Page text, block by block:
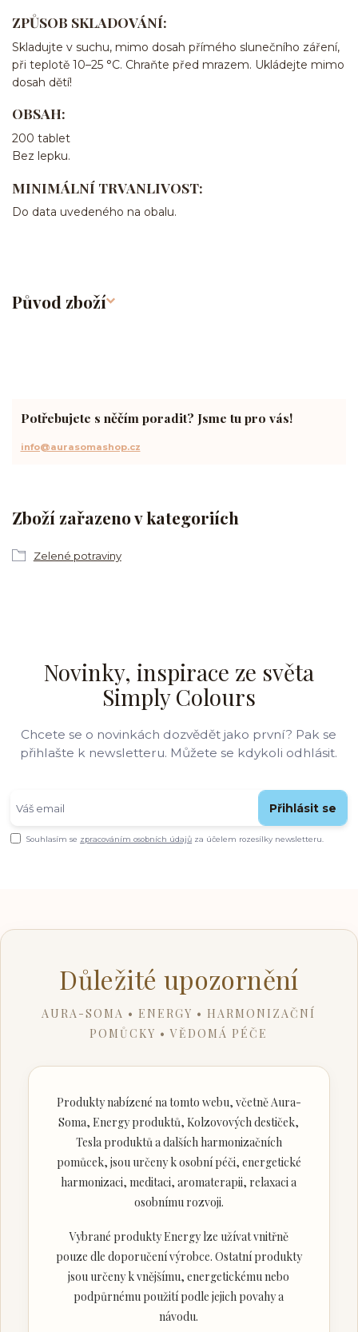
ZPŮSOB SKLADOVÁNÍ:
Skladujte v suchu, mimo dosah přímého slunečního záření,
při teplotě 10–25 °C. Chraňte před mrazem. Ukládejte mimo
dosah dětí!
OBSAH:
200 tablet
Bez lepku.
MINIMÁLNÍ TRVANLIVOST:
Do data uvedeného na obalu.
Původ zboží
Zboží zařazeno v kategoriích
Zelené potraviny
Potřebujete s něčím poradit? Jsme tu pro vás!
info@aurasomashop.cz
Novinky, inspirace ze světa
Simply Colours
Chcete se o novinkách dozvědět jako první? Pak se
přihlašte k newsletteru. Můžete se kdykoli odhlásit.
Přihlásit se
Souhlasím se zpracováním osobních údajů za účelem rozesílky newsletteru.
Důležité upozornění
AURA-SOMA • ENERGY • HARMONIZAČNÍ
POMŮCKY • VĚDOMÁ PÉČE
Produkty nabízené na tomto webu, včetně Aura-
Soma, Energy produktů, Kolzovových destiček,
Tesla produktů a dalších harmonizačních
pomůcek, jsou určeny k osobní péči, energetické
harmonizaci, meditaci, aromaterapii, relaxaci a
osobnímu rozvoji.
Vybrané produkty Energy lze užívat vnitřně
pouze dle doporučení výrobce. Ostatní produkty
jsou určeny k vnějšímu, energetickému nebo
podpůrnému použití podle jejich povahy a
návodu.